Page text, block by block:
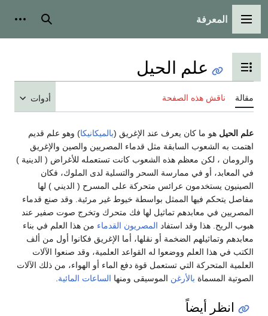
القائمة الرئيسية
المعرفة بحث
تبديل عرض جدول المحتويات
علم الحيل
مقالة ناقش هذه الصفحة أدوات
علم الحيل هو ما كان يعرف عند الإغريق (بالميكانيكا) وهو علم قديم
اهتمت به الشعوب السابقة مثل قدماء المصريين والصين والإغريق
والرومان ، لكن معظم هذه الشعوب كانت تستعمله للأغراض ( الدينية )
في المعابد، أو في ممارسة السحر والتسلية لدى الملوك، فكان
الصينيون يستخدمون عرائس متحركة على المسرح ( الديني ) لها
مفاصل يتحكم فيها الممثل بواسطة خيوط غير مرئية. وقد صنع قدماء
المصريين في معابدهم تماثيل لها فك متحرك وتخرج صوت صفير عند
هبوب الريح. هذا وقد استفاد المصريون القدماء من هذا العلم في بناء
معابدهم وتماثيلهم الضخمة أو نقلها، أما الإغريق فكانوا أول من ألف
الكتب في هذا العلم ووضعوا له القواعد العلمية، وقد صنعوا الآلات
العلمية المتحركة التي تستعمل قوة دفع الماء أو الهواء، من ذلك الآلات
الصوتية المسماة بالأرغن الموسيقى ومنها الساعات المائية
انظر أيضاً